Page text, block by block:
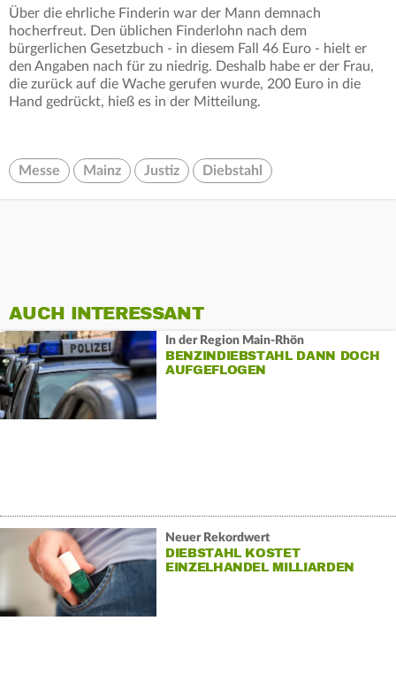
Über die ehrliche Finderin war der Mann demnach
hocherfreut. Den üblichen Finderlohn nach dem
bürgerlichen Gesetzbuch - in diesem Fall 46 Euro - hielt er
den Angaben nach für zu niedrig. Deshalb habe er der Frau,
die zurück auf die Wache gerufen wurde, 200 Euro in die
Hand gedrückt, hieß es in der Mitteilung.
Messe Mainz Justiz Diebstahl
AUCH INTERESSANT
In der Region Main-Rhön
BENZINDIEBSTAHL DANN DOCH
AUFGEFLOGEN
Neuer Rekordwert
DIEBSTAHL KOSTET
EINZELHANDEL MILLIARDEN